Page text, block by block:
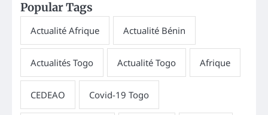
Popular Tags